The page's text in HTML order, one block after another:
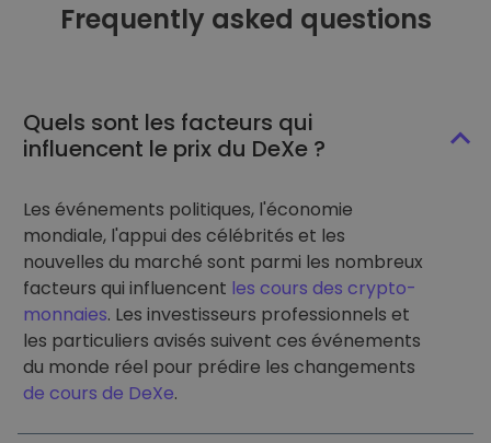
Frequently asked questions
Quels sont les facteurs qui
influencent le prix du DeXe ?
Les événements politiques, l'économie
mondiale, l'appui des célébrités et les
nouvelles du marché sont parmi les nombreux
facteurs qui influencent les cours des crypto-
monnaies. Les investisseurs professionnels et
les particuliers avisés suivent ces événements
du monde réel pour prédire les changements
de cours de DeXe.